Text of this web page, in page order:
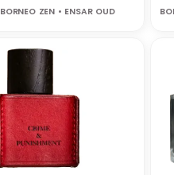
BORNEO ZEN • ENSAR OUD